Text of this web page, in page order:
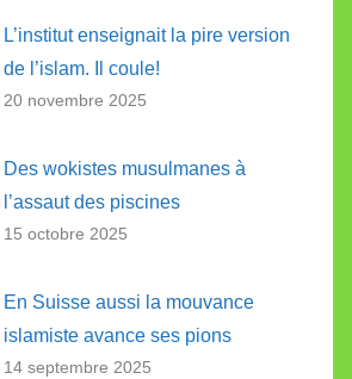
L’institut enseignait la pire version
de l’islam. Il coule!
20 novembre 2025
Des wokistes musulmanes à
l’assaut des piscines
15 octobre 2025
En Suisse aussi la mouvance
islamiste avance ses pions
14 septembre 2025